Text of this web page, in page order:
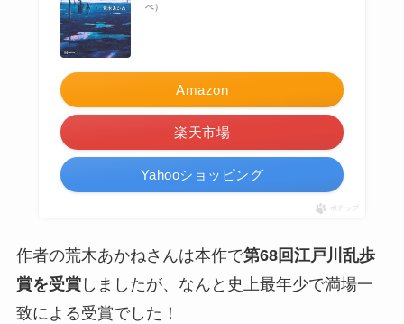
べ）
Amazon
楽天市場
Yahooショッピング
ポチップ
作者の荒木あかねさんは本作で第68回江戸川乱歩
賞を受賞しましたが、なんと史上最年少で満場一
致による受賞でした！